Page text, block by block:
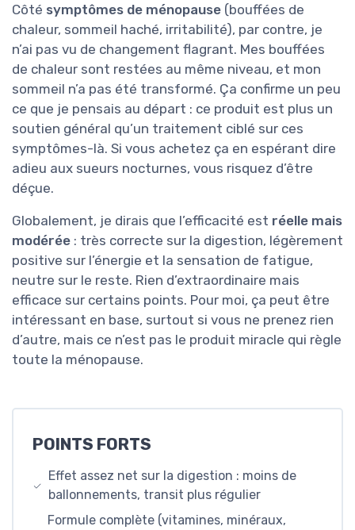
Côté symptômes de ménopause (bouffées de
chaleur, sommeil haché, irritabilité), par contre, je
n’ai pas vu de changement flagrant. Mes bouffées
de chaleur sont restées au même niveau, et mon
sommeil n’a pas été transformé. Ça confirme un peu
ce que je pensais au départ : ce produit est plus un
soutien général qu’un traitement ciblé sur ces
symptômes-là. Si vous achetez ça en espérant dire
adieu aux sueurs nocturnes, vous risquez d’être
déçue.
Globalement, je dirais que l’efficacité est réelle mais
modérée : très correcte sur la digestion, légèrement
positive sur l’énergie et la sensation de fatigue,
neutre sur le reste. Rien d’extraordinaire mais
efficace sur certains points. Pour moi, ça peut être
intéressant en base, surtout si vous ne prenez rien
d’autre, mais ce n’est pas le produit miracle qui règle
toute la ménopause.
POINTS FORTS
Effet assez net sur la digestion : moins de
ballonnements, transit plus régulier
Formule complète (vitamines, minéraux,